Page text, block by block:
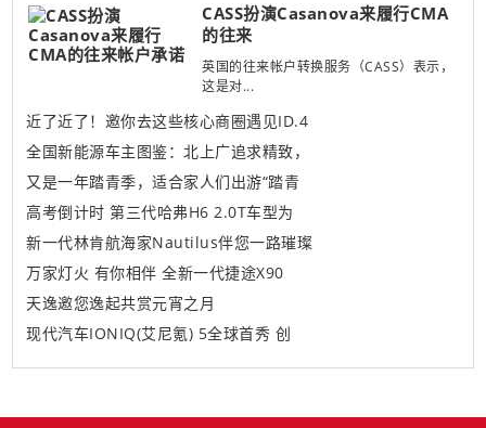
CASS扮演Casanova来履行CMA
的往来
英国的往来帐户转换服务（CASS）表示，
这是对...
近了近了！邀你去这些核心商圈遇见ID.4
全国新能源车主图鉴：北上广追求精致，
又是一年踏青季，适合家人们出游“踏青
高考倒计时 第三代哈弗H6 2.0T车型为
新一代林肯航海家Nautilus伴您一路璀璨
万家灯火 有你相伴 全新一代捷途X90
天逸邀您逸起共赏元宵之月
现代汽车IONIQ(艾尼氪) 5全球首秀 创